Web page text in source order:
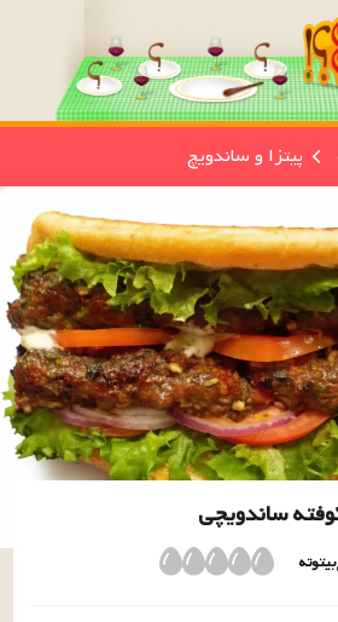
پیتزا و ساندویچ
ساندویچی
بیتوته